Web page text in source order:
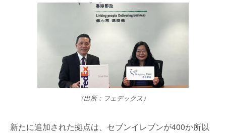
（出所：フェデックス）
新たに追加された拠点は、セブンイレブンが400か所以